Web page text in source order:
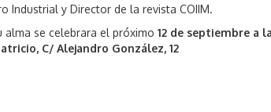
Industrial y Director de la revista COIIM.
alma se celebrara el próximo12 de septiembre a
C/ Alejandro González, 12